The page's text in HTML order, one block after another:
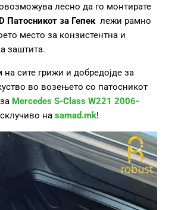
лесно да го монтирате
Патосникот за Гепеклежи рамно
место за конзистентна и
заштита.
сите грижи и добредојде за
во возењето со патосникот
Mercedes S-Class W221 2006-
на samad.mk!